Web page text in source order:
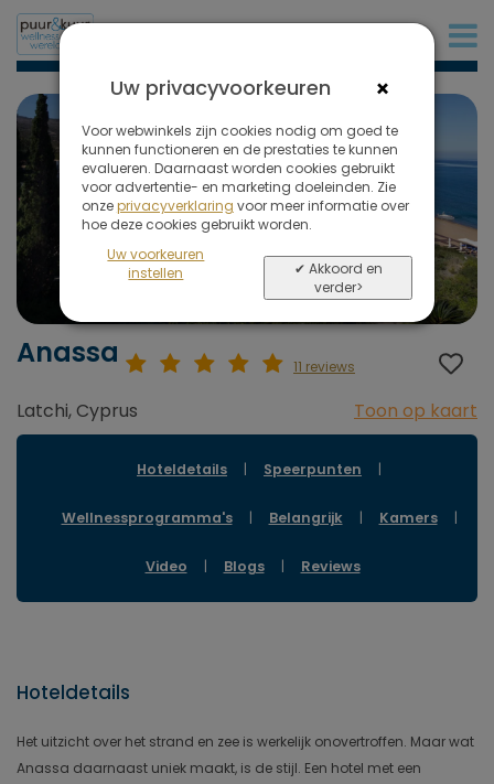
Anassa 11 reviews
Latchi, Cyprus Toon op kaart
Hoteldetails | Speerpunten |
Wellnessprogramma's | Belangrijk | Kamers |
Video | Blogs | Reviews
Hoteldetails
Het uitzicht over het strand en zee is werkelijk onovertroffen. Maar wat
Anassa daarnaast uniek maakt, is de stijl. Een hotel met een
×
Uw privacyvoorkeuren
Voor webwinkels zijn cookies nodig om goed te
kunnen functioneren en de prestaties te kunnen
evalueren. Daarnaast worden cookies gebruikt
voor advertentie- en marketing doeleinden. Zie
onzeprivacyverklaring voor meer informatie over
hoe deze cookies gebruikt worden.
Uw voorkeuren
instellen
✔ Akkoord en
verder>